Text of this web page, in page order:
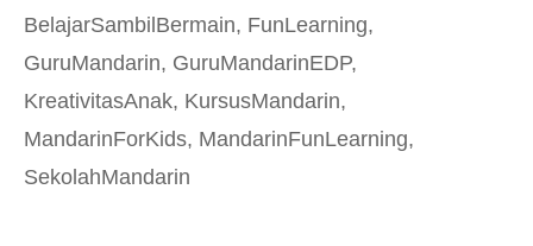
BelajarSambilBermain, FunLearning,
GuruMandarin, GuruMandarinEDP,
KreativitasAnak, KursusMandarin,
MandarinForKids, MandarinFunLearning,
SekolahMandarin